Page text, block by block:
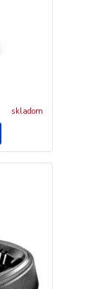
skladom